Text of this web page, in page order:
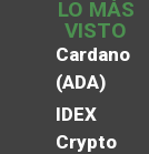
LO MÁS
VISTO
Cardano
(ADA)
IDEX
Crypto